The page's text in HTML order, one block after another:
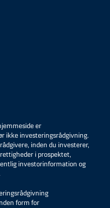
er
ikke investeringsrådgivning.
inden du investerer,
i prospektet,
investorinformation og
form for